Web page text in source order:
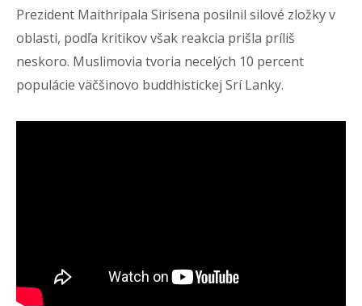
Prezident Maithripala Sirisena posilnil silové zložky v
oblasti, podľa kritikov však reakcia prišla príliš
neskoro. Muslimovia tvoria necelých 10 percent
populácie väčšinovo buddhistickej Srí Lanky.